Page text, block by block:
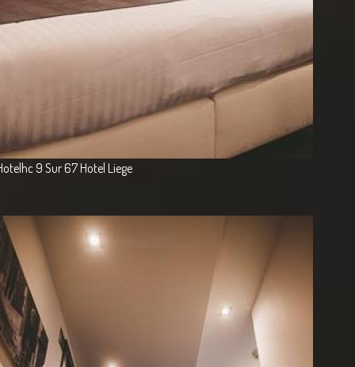
9 Sur 67 Hotel Liege